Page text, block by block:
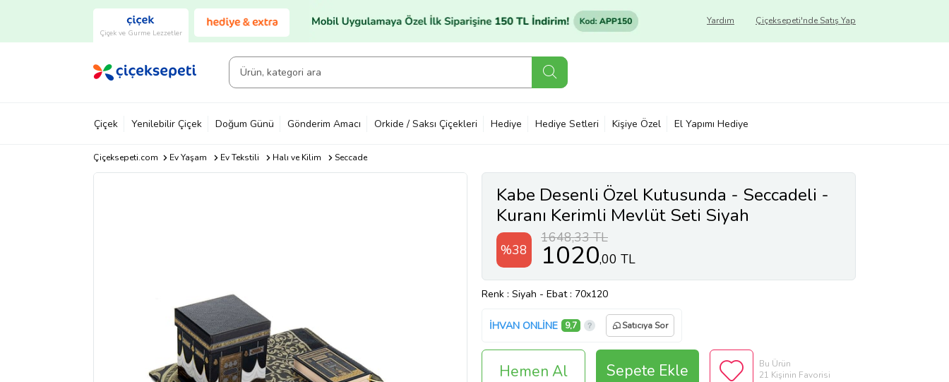
Çiçek ve Gurme Lezzetler
Çiçeksepeti'nde Satış Yap
Yardım
Çiçek Yenilebilir Çiçek Doğum Günü Gönderim Amacı Orkide / Saksı Çiçekleri Hediye Hediye Setleri Kişiye Özel El Yapımı Hediye
Çiçeksepeti.com Ev Yaşam Ev Tekstili Halı ve Kilim Seccade
Kabe Desenli Özel Kutusunda - Seccadeli -
Kuranı Kerimli Mevlüt Seti Siyah
%38
1648,33 TL
1020,00 TL
Renk : Siyah - Ebat : 70x120
İHVAN ONLİNE 9,7 Satıcıya Sor
Hemen Al Sepete Ekle
Bu Ürün
21 Kişinin Favorisi